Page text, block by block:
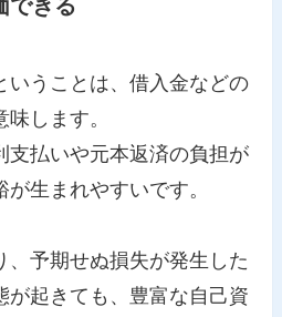
できる
いうことは、借入金などの
します。
支払いや元本返済の負担が
生まれやすいです。
、予期せぬ損失が発生した
が起きても、豊富な自己資